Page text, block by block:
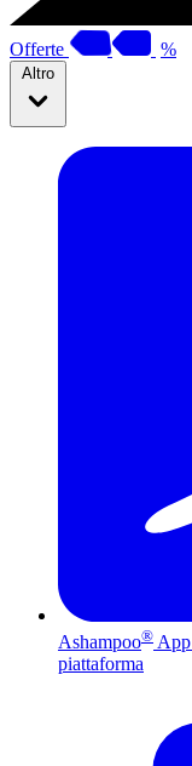
Offerte %
Altro
Ashampoo® App
piattaforma